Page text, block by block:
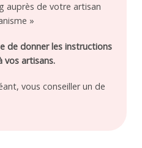
auprès de votre artisan
»
de donner les instructions
vos artisans.
vous conseiller un de